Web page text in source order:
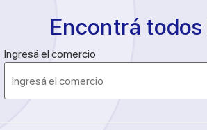
Encontrá
Ingresá el comercio